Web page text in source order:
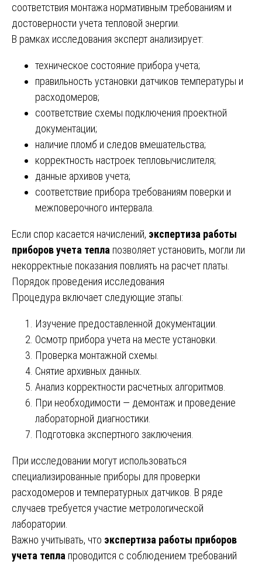
соответствия монтажа нормативным требованиям и
достоверности учета тепловой энергии.
В рамках исследования эксперт анализирует:
техническое состояние прибора учета;
правильность установки датчиков температуры и
расходомеров;
соответствие схемы подключения проектной
документации;
наличие пломб и следов вмешательства;
корректность настроек тепловычислителя;
данные архивов учета;
соответствие прибора требованиям поверки и
межповерочного интервала.
Если спор касается начислений, экспертиза работы
приборов учета тепла позволяет установить, могли ли
некорректные показания повлиять на расчет платы.
Порядок проведения исследования
Процедура включает следующие этапы:
Изучение предоставленной документации.
Осмотр прибора учета на месте установки.
Проверка монтажной схемы.
Снятие архивных данных.
Анализ корректности расчетных алгоритмов.
При необходимости — демонтаж и проведение
лабораторной диагностики.
Подготовка экспертного заключения.
При исследовании могут использоваться
специализированные приборы для проверки
расходомеров и температурных датчиков. В ряде
случаев требуется участие метрологической
лаборатории.
Важно учитывать, что экспертиза работы приборов
учета тепла проводится с соблюдением требований